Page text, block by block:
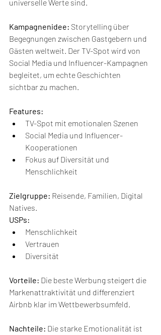
universelle Werte sind.
Kampagnenidee: Storytelling über
Begegnungen zwischen Gastgebern und
Gästen weltweit. Der TV-Spot wird von
Social Media und Influencer-Kampagnen
begleitet, um echte Geschichten
sichtbar zu machen.
Features:
TV-Spot mit emotionalen Szenen
Social Media und Influencer-
Kooperationen
Fokus auf Diversität und
Menschlichkeit
Zielgruppe: Reisende, Familien, Digital
Natives.
USPs:
Menschlichkeit
Vertrauen
Diversität
Vorteile: Die beste Werbung steigert die
Markenattraktivität und differenziert
Airbnb klar im Wettbewerbsumfeld.
Nachteile: Die starke Emotionalität ist